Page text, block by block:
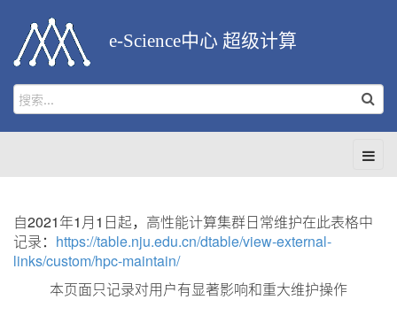
e-Science中心 超级计算
自2021年1月1日起，高性能计算集群日常维护在此表格中
记录： https://table.nju.edu.cn/dtable/view-external-
links/custom/hpc-maintain/
本页面只记录对用户有显著影响和重大维护操作